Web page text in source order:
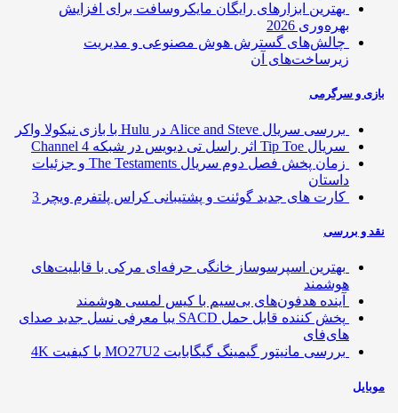
بهترین ابزارهای رایگان مایکروسافت برای افزایش
بهره‌وری 2026
چالش‌های گسترش هوش مصنوعی و مدیریت
زیرساخت‌های آن
و سرگرمی
بررسی سریال Alice and Steve در Hulu با بازی نیکولا واکر
سریال Tip Toe اثر راسل تی دیویس در شبکه Channel 4
زمان پخش فصل دوم سریال The Testaments و جزئیات
داستان
کارت های جدید گوئنت و پشتیبانی کراس پلتفرم ویچر 3
و بررسی
بهترین اسپرسوساز خانگی حرفه‌ای مرکی با قابلیت‌های
هوشمند
آینده هدفون‌های بی‌سیم با کیس لمسی هوشمند
پخش کننده قابل حمل SACD یبا معرفی نسل جدید صدای
های‌فای
بررسی مانیتور گیمینگ گیگابایت MO27U2 با کیفیت 4K